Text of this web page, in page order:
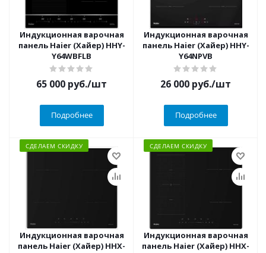
Индукционная варочная
панель Haier (Хайер) HHY-
Y64WBFLB
65 000 руб./шт
Подробнее
Индукционная варочная
панель Haier (Хайер) HHY-
Y64NPVB
26 000 руб./шт
Подробнее
СДЕЛАЕМ СКИДКУ
Индукционная варочная
панель Haier (Хайер) HHX-
СДЕЛАЕМ СКИДКУ
Индукционная варочная
панель Haier (Хайер) HHX-